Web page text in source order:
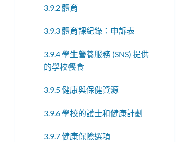
3.9.2 體育
3.9.3 體育課紀錄：申訴表
3.9.4 學生營養服務 (SNS) 提供
的學校餐食
3.9.5 健康與保健資源
3.9.6 學校的護士和健康計劃
3.9.7 健康保險選項